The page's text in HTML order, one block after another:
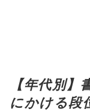
【年代別
にかける段